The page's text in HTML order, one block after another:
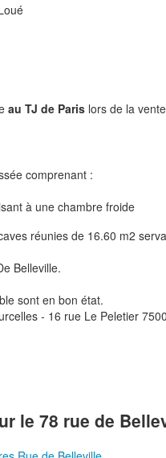
au TJ de Paris lors de la
comprenant :
à une chambre froide
réunies de 16.60 m2
Belleville.
sont en bon état.
- 16 rue Le Peletier
le 78 rue de